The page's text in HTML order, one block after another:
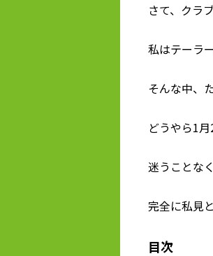
さて、クラ
私はテーラ
そんな中、
どうやら1
迷うことな
完全に私見
目次